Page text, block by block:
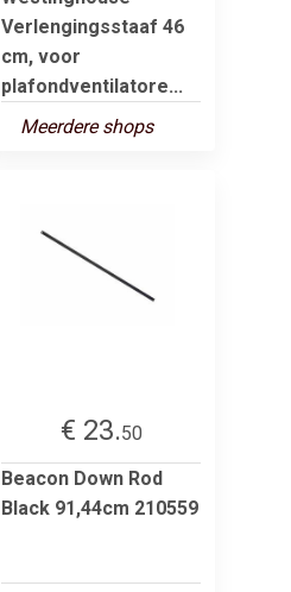
Verlengingsstaaf 46
cm, voor
plafondventilatore...
Meerdere shops
€ 23.50
Beacon Down Rod
Black 91,44cm 210559